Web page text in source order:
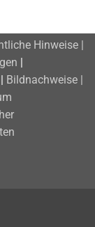
Hinweise |
|
| Bildnachweise |